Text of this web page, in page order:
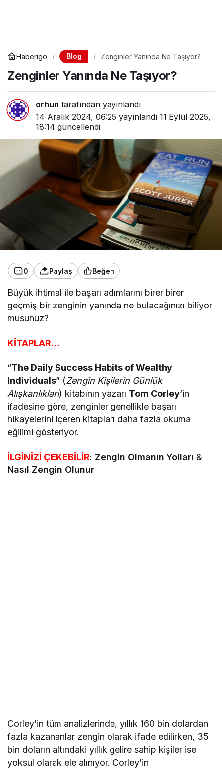
Haberigo Blog Zenginler Yanında Ne Taşıyor?
Zenginler Yanında Ne Taşıyor?
orhun tarafından yayınlandı
14 Aralık 2024, 06:25 yayınlandı 11 Eylül 2025,
18:14 güncellendi
0 Paylaş Beğen
Büyük ihtimal ile başarı adımlarını birer birer
geçmiş bir zenginin yanında ne bulacağınızı biliyor
musunuz?
KİTAPLAR…
“The Daily Success Habits of Wealthy
Individuals” (Zengin Kişilerin Günlük
Alışkanlıkları) kitabının yazarı Tom Corley‘in
ifadesine göre, zenginler genellikle başarı
hikayelerini içeren kitapları daha fazla okuma
eğilimi gösteriyor.
İLGİNİZİ ÇEKEBİLİR: Zengin Olmanın Yolları &
Nasıl Zengin Olunur
Corley’in tüm analizlerinde, yıllık 160 bin dolardan
fazla kazananlar zengin olarak ifade edilirken, 35
bin doların altındaki yıllık gelire sahip kişiler ise
yoksul olarak ele alınıyor. Corley’in